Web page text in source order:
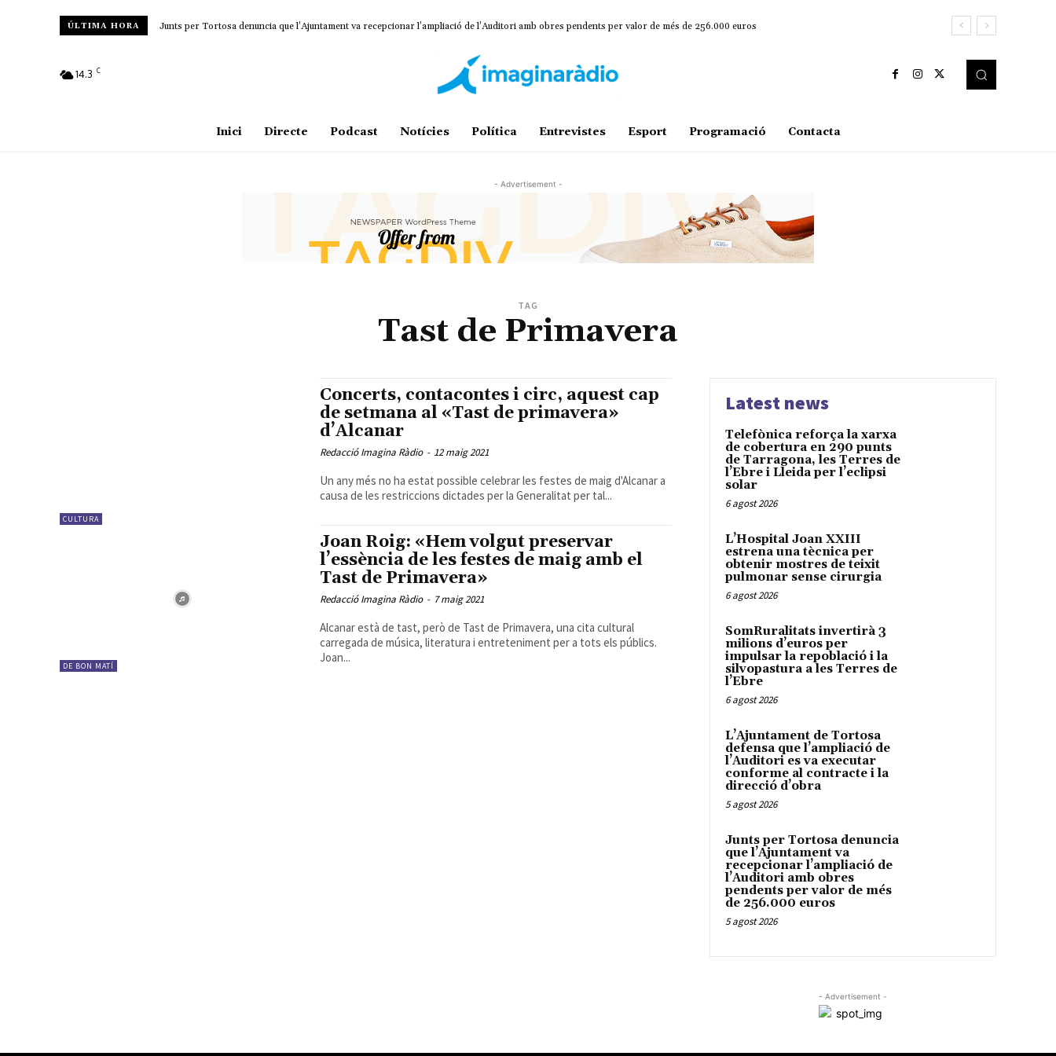
ÚLTIMA HORA Junts per Tortosa denuncia que l’Ajuntament va recepcionar l’ampliació de l’Auditori amb obres pendents per valor de més de 256.000 euros
14.3 C
Inici Directe Podcast Notícies Política Entrevistes Esport Programació Contacta
- Advertisement -
TAG
Tast de Primavera
CULTURA
Concerts, contacontes i circ, aquest cap
de setmana al «Tast de primavera»
d’Alcanar
Redacció Imagina Ràdio - 12 maig 2021
Un any més no ha estat possible celebrar les festes de maig d'Alcanar a
causa de les restriccions dictades per la Generalitat per tal...
DE BON MATÍ
Joan Roig: «Hem volgut preservar
l’essència de les festes de maig amb el
Tast de Primavera»
Redacció Imagina Ràdio - 7 maig 2021
Alcanar està de tast, però de Tast de Primavera, una cita cultural
carregada de música, literatura i entreteniment per a tots els públics.
Joan...
Latest news
Telefònica reforça la xarxa
de cobertura en 290 punts
de Tarragona, les Terres de
l’Ebre i Lleida per l’eclipsi
solar
6 agost 2026
L’Hospital Joan XXIII
estrena una tècnica per
obtenir mostres de teixit
pulmonar sense cirurgia
6 agost 2026
SomRuralitats invertirà 3
milions d’euros per
impulsar la repoblació i la
silvopastura a les Terres de
l’Ebre
6 agost 2026
L’Ajuntament de Tortosa
defensa que l’ampliació de
l’Auditori es va executar
conforme al contracte i la
direcció d’obra
5 agost 2026
Junts per Tortosa denuncia
que l’Ajuntament va
recepcionar l’ampliació de
l’Auditori amb obres
pendents per valor de més
de 256.000 euros
5 agost 2026
- Advertisement -